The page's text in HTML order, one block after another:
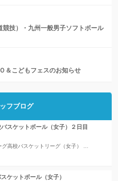
競技）・九州一般男子ソフトボール
＆こどもフェスのお知らせ
フブログ
スケットボール（女子）２日目
高校バスケットリーグ（女子） …
ケットボール（女子）